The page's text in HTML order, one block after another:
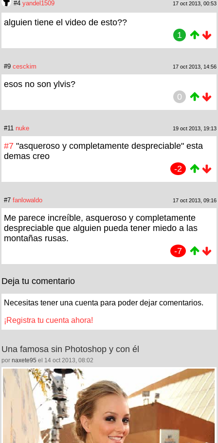
#4 yandel1509 17 oct 2013, 00:53
alguien tiene el video de esto??
1
#9 cesckim 17 oct 2013, 14:56
esos no son ylvis?
0
#11 nuke 19 oct 2013, 19:13
#7 "asqueroso y completamente despreciable" esta
demas creo
-2
#7 fanlowaldo 17 oct 2013, 09:16
Me parece increíble, asqueroso y completamente
despreciable que alguien pueda tener miedo a las
montañas rusas.
-7
Deja tu comentario
Necesitas tener una cuenta para poder dejar comentarios.
¡Registra tu cuenta ahora!
Una famosa sin Photoshop y con él
por naxete95 el 14 oct 2013, 08:02